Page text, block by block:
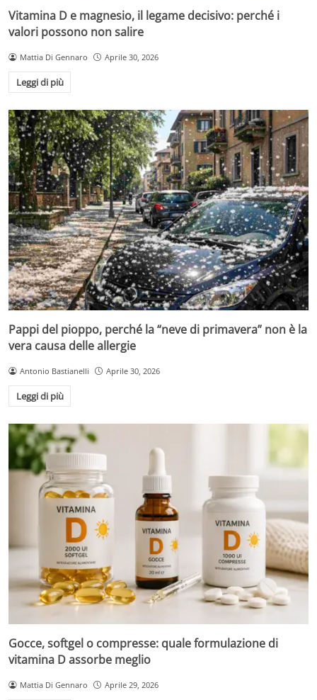
Vitamina D e magnesio, il legame decisivo: perché i
valori possono non salire
Mattia Di Gennaro Aprile 30, 2026
Leggi di più
Pappi del pioppo, perché la “neve di primavera” non è la
vera causa delle allergie
Antonio Bastianelli Aprile 30, 2026
Leggi di più
Gocce, softgel o compresse: quale formulazione di
vitamina D assorbe meglio
Mattia Di Gennaro Aprile 29, 2026